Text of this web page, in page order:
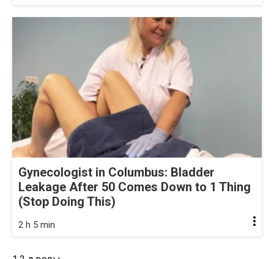
Gynecologist in Columbus: Bladder
Leakage After 50 Comes Down to 1 Thing
(Stop Doing This)
2 h 5 min